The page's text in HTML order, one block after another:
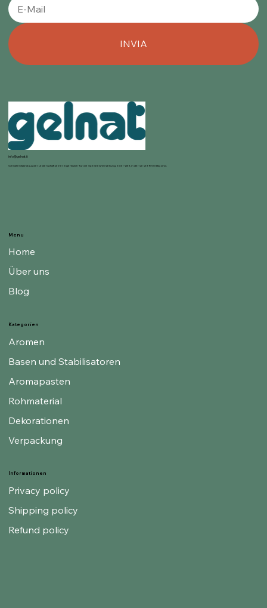
INVIA
info@gelnat.it
Gelnat entstand aus der Leidenschaft seiner Eigentümer für die Speiseeisherstellung, einer Welt, in der sie seit 1950 tätig sind.
Informationen
Privacy policy
Shipping policy
Refund policy
Kategorien
Aromen
Basen und Stabilisatoren
Aromapasten
Rohmaterial
Dekorationen
Verpackung
Menu
Home
Über uns
Blog